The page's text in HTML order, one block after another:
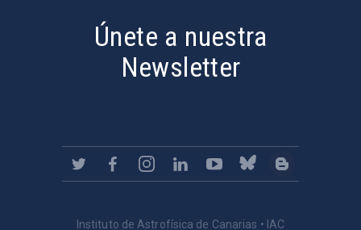
Únete a nuestra
Newsletter
Instituto de Astrofísica de Canarias • IAC